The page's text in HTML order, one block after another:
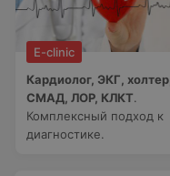
E-clinic
Кардиолог, ЭКГ, холтер,
СМАД, ЛОР, КЛКТ.
Комплексный подход к
диагностике.